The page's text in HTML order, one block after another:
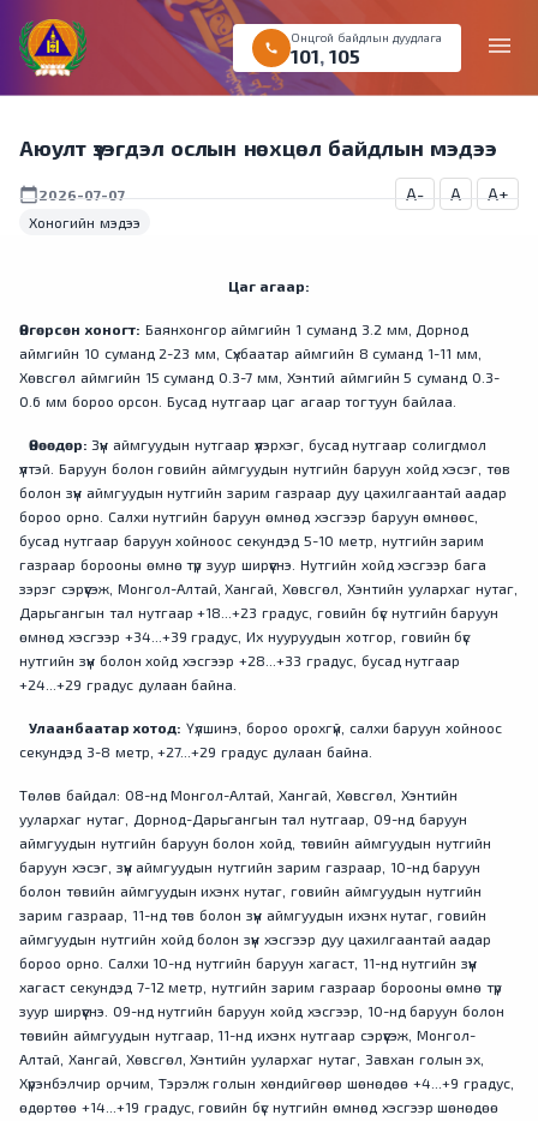
menu
call
Онцгой байдлын дуудлага
101 ,105
Аюулт үзэгдэл ослын нөхцөл байдлын мэдээ
calendar_today2026-07-07
Хоногийн мэдээ
A- A A+
Цаг агаар:
Өнгөрсөн хоногт: Баянхонгор аймгийн 1 суманд 3.2 мм, Дорнод
аймгийн 10 суманд 2-23 мм, Сүхбаатар аймгийн 8 суманд 1-11 мм,
Хөвсгөл аймгийн 15 суманд 0.3-7 мм, Хэнтий аймгийн 5 суманд 0.3-
0.6 мм бороо орсон. Бусад нутгаар цаг агаар тогтуун байлаа.
Өнөөдөр: Зүүн аймгуудын нутгаар үүлэрхэг, бусад нутгаар солигдмол
үүлтэй. Баруун болон говийн аймгуудын нутгийн баруун хойд хэсэг, төв
болон зүүн аймгуудын нутгийн зарим газраар дуу цахилгаантай аадар
бороо орно. Салхи нутгийн баруун өмнөд хэсгээр баруун өмнөөс,
бусад нутгаар баруун хойноос секундэд 5-10 метр, нутгийн зарим
газраар борооны өмнө түр зуур ширүүснэ. Нутгийн хойд хэсгээр бага
зэрэг сэрүүсэж, Монгол-Алтай, Хангай, Хөвсгөл, Хэнтийн уулархаг нутаг,
Дарьгангын тал нутгаар +18...+23 градус, говийн бүс нутгийн баруун
өмнөд хэсгээр +34...+39 градус, Их нууруудын хотгор, говийн бүс
нутгийн зүүн болон хойд хэсгээр +28...+33 градус, бусад нутгаар
+24...+29 градус дулаан байна.
Улаанбаатар хотод: Үүлшинэ, бороо орохгүй, салхи баруун хойноос
секундэд 3-8 метр, +27...+29 градус дулаан байна.
Төлөв байдал: 08-нд Монгол-Алтай, Хангай, Хөвсгөл, Хэнтийн
уулархаг нутаг, Дорнод-Дарьгангын тал нутгаар, 09-нд баруун
аймгуудын нутгийн баруун болон хойд, төвийн аймгуудын нутгийн
баруун хэсэг, зүүн аймгуудын нутгийн зарим газраар, 10-нд баруун
болон төвийн аймгуудын ихэнх нутаг, говийн аймгуудын нутгийн
зарим газраар, 11-нд төв болон зүүн аймгуудын ихэнх нутаг, говийн
аймгуудын нутгийн хойд болон зүүн хэсгээр дуу цахилгаантай аадар
бороо орно. Салхи 10-нд нутгийн баруун хагаст, 11-нд нутгийн зүүн
хагаст секундэд 7-12 метр, нутгийн зарим газраар борооны өмнө түр
зуур ширүүснэ. 09-нд нутгийн баруун хойд хэсгээр, 10-нд баруун болон
төвийн аймгуудын нутгаар, 11-нд ихэнх нутгаар сэрүүсэж, Монгол-
Алтай, Хангай, Хөвсгөл, Хэнтийн уулархаг нутаг, Завхан голын эх,
Хүрэнбэлчир орчим, Тэрэлж голын хөндийгөөр шөнөдөө +4...+9 градус,
өдөртөө +14...+19 градус, говийн бүс нутгийн өмнөд хэсгээр шөнөдөө